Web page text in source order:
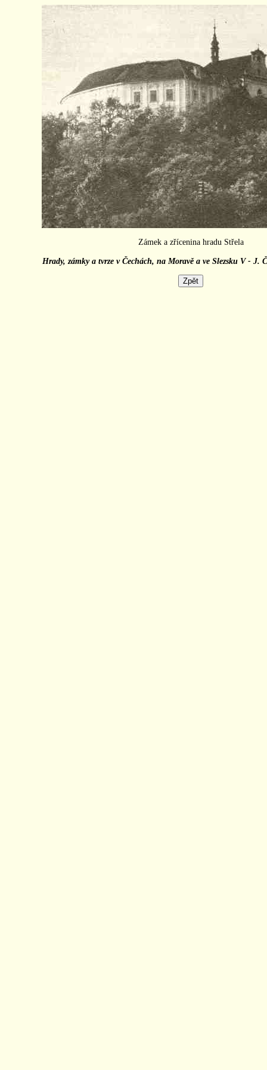
Zámek a zřícenina hradu Střela
Hrady, zámky a tvrze v Čechách, na Moravě a ve Slezsku V - J.